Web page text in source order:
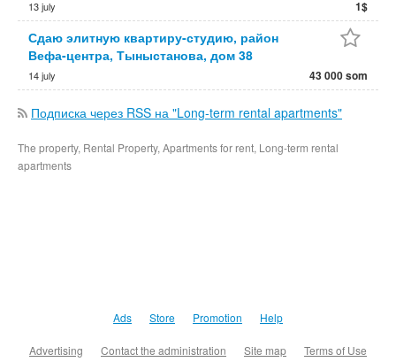
13 july 1$
Сдаю элитную квартиру-студию, район
Вефа-центра, Тыныстанова, дом 38
14 july 43 000 som
Подписка через RSS на "Long-term rental apartments"
The property, Rental Property, Apartments for rent, Long-term rental
apartments
Ads Store Promotion Help
Advertising Contact the administration Site map Terms of Use